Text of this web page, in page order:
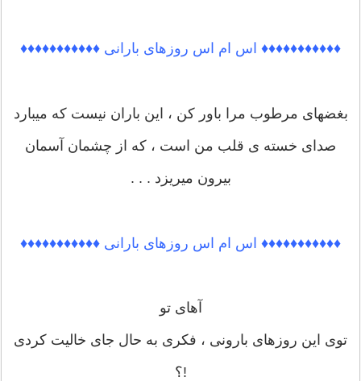
♦♦♦♦♦♦♦♦♦♦♦ اس ام اس روزهای بارانی ♦♦♦♦♦♦♦♦♦♦♦
بغضهای مرطوب مرا باور کن ، این باران نیست که میبارد
صدای خسته ی قلب من است ، که از چشمان آسمان
بیرون میریزد . . .
♦♦♦♦♦♦♦♦♦♦♦ اس ام اس روزهای بارانی ♦♦♦♦♦♦♦♦♦♦♦
آهای تو
توی این روزهای بارونی ، فکری به حال جای خالیت کردی
!؟